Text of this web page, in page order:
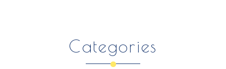
Categories